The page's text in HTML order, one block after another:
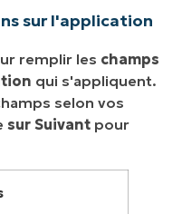
sur l'application
remplir les champs
qui s'appliquent.
selon vos
sur Suivant pour